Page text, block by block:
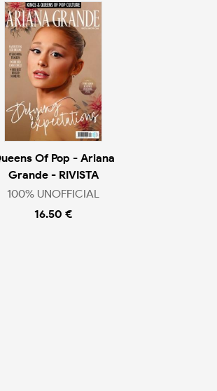
Of Pop - Ariana
Grande - RIVISTA
100% UNOFFICIAL
16.50 €